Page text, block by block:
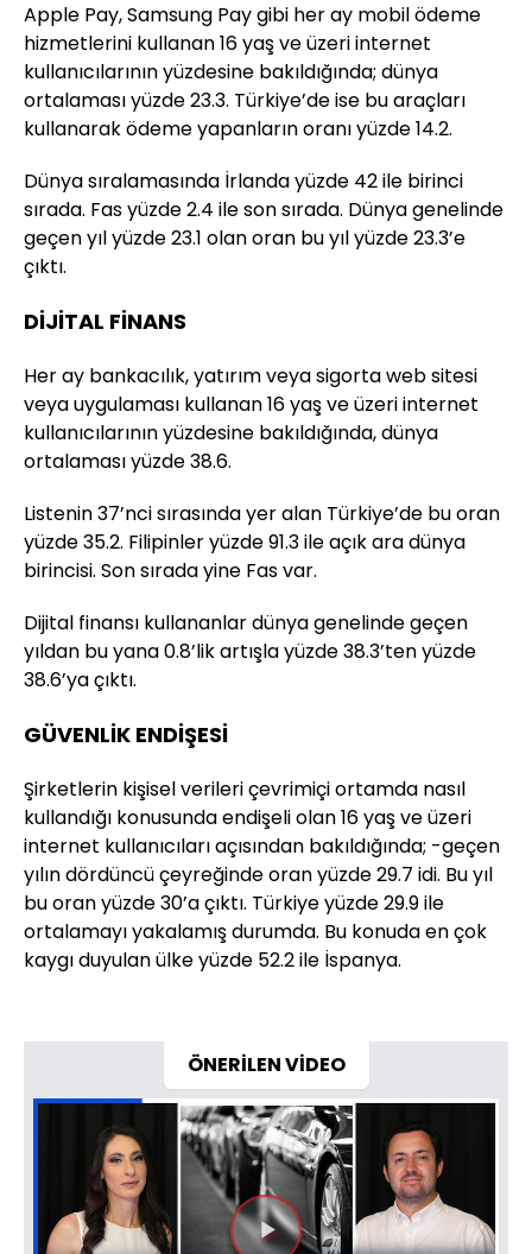
Apple Pay, Samsung Pay gibi her ay mobil ödeme
hizmetlerini kullanan 16 yaş ve üzeri internet
kullanıcılarının yüzdesine bakıldığında; dünya
ortalaması yüzde 23.3. Türkiye’de ise bu araçları
kullanarak ödeme yapanların oranı yüzde 14.2.
Dünya sıralamasında İrlanda yüzde 42 ile birinci
sırada. Fas yüzde 2.4 ile son sırada. Dünya genelinde
geçen yıl yüzde 23.1 olan oran bu yıl yüzde 23.3’e
çıktı.
DİJİTAL FİNANS
Her ay bankacılık, yatırım veya sigorta web sitesi
veya uygulaması kullanan 16 yaş ve üzeri internet
kullanıcılarının yüzdesine bakıldığında, dünya
ortalaması yüzde 38.6.
Listenin 37’nci sırasında yer alan Türkiye’de bu oran
yüzde 35.2. Filipinler yüzde 91.3 ile açık ara dünya
birincisi. Son sırada yine Fas var.
Dijital finansı kullananlar dünya genelinde geçen
yıldan bu yana 0.8’lik artışla yüzde 38.3’ten yüzde
38.6’ya çıktı.
GÜVENLİK ENDİŞESİ
Şirketlerin kişisel verileri çevrimiçi ortamda nasıl
kullandığı konusunda endişeli olan 16 yaş ve üzeri
internet kullanıcıları açısından bakıldığında; -geçen
yılın dördüncü çeyreğinde oran yüzde 29.7 idi. Bu yıl
bu oran yüzde 30’a çıktı. Türkiye yüzde 29.9 ile
ortalamayı yakalamış durumda. Bu konuda en çok
kaygı duyulan ülke yüzde 52.2 ile İspanya.
ÖNERİLEN VİDEO